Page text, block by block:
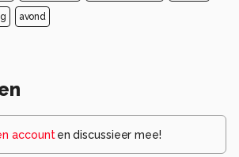
avond
account en discussieer mee!